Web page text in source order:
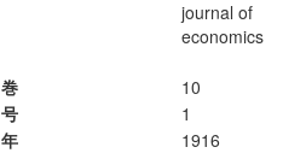
journal of
economics
巻
10
号
1
年
1916